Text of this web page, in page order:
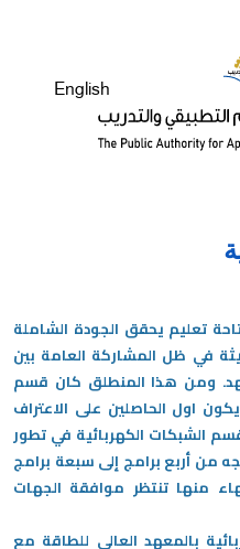
English
تعليم يحقق الجودة الشاملة
في ظل المشاركة العامة بين
ومن هذا المنطلق كان قسم
اول الحاصلين على الاعتراف
الشبكات الكهربائية في تطور
من أربع برامج إلى سبعة برامج
منها تنتظر موافقة الجهات
بالمعهد العالي للطاقة مع